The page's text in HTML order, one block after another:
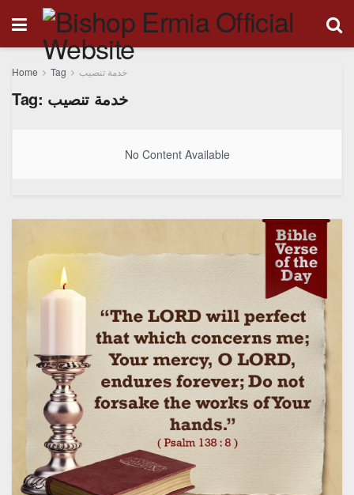
Home Tag خدمة تنصيب
Tag: خدمة تنصيب
No Content Available